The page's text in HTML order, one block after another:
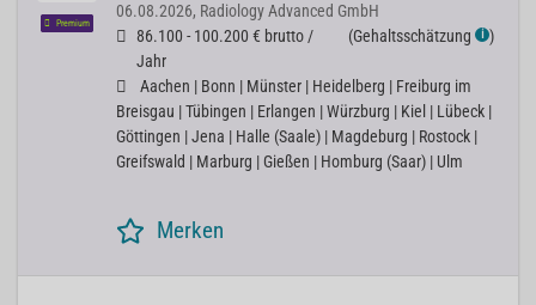
Premium
06.08.2026, Radiology Advanced GmbH
86.100 - 100.200 € brutto /
Jahr
(Gehaltsschätzung ℹ )
Aachen | Bonn | Münster | Heidelberg | Freiburg im
Breisgau | Tübingen | Erlangen | Würzburg | Kiel | Lübeck |
Göttingen | Jena | Halle (Saale) | Magdeburg | Rostock |
Greifswald | Marburg | Gießen | Homburg (Saar) | Ulm
Merken